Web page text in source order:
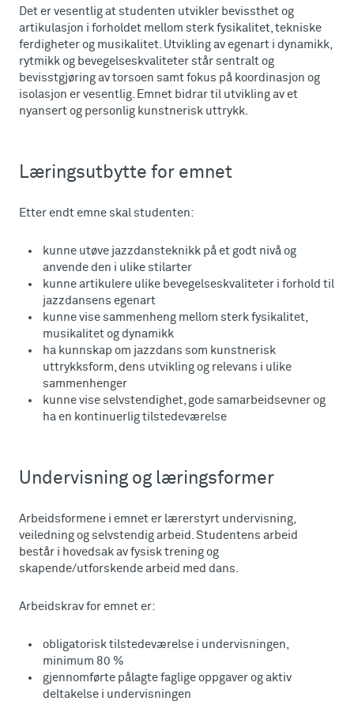
Det er vesentlig at studenten utvikler bevissthet og
artikulasjon i forholdet mellom sterk fysikalitet, tekniske
ferdigheter og musikalitet. Utvikling av egenart i dynamikk,
rytmikk og bevegelseskvaliteter står sentralt og
bevisstgjøring av torsoen samt fokus på koordinasjon og
isolasjon er vesentlig. Emnet bidrar til utvikling av et
nyansert og personlig kunstnerisk uttrykk.
Læringsutbytte for emnet
Etter endt emne skal studenten:
kunne utøve jazzdansteknikk på et godt nivå og
anvende den i ulike stilarter
kunne artikulere ulike bevegelseskvaliteter i forhold til
jazzdansens egenart
kunne vise sammenheng mellom sterk fysikalitet,
musikalitet og dynamikk
ha kunnskap om jazzdans som kunstnerisk
uttrykksform, dens utvikling og relevans i ulike
sammenhenger
kunne vise selvstendighet, gode samarbeidsevner og
ha en kontinuerlig tilstedeværelse
Undervisning og læringsformer
Arbeidsformene i emnet er lærerstyrt undervisning,
veiledning og selvstendig arbeid. Studentens arbeid
består i hovedsak av fysisk trening og
skapende/utforskende arbeid med dans.
Arbeidskrav for emnet er:
obligatorisk tilstedeværelse i undervisningen,
minimum 80 %
gjennomførte pålagte faglige oppgaver og aktiv
deltakelse i undervisningen